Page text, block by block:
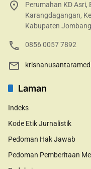
Perumahan KD Asri,
Karangdagangan,
Kabupaten
0856 0057 7892
Laman
Indeks
Kode Etik Jurnalistik
Pedoman Hak Jawab
Pedoman Pemberitaan